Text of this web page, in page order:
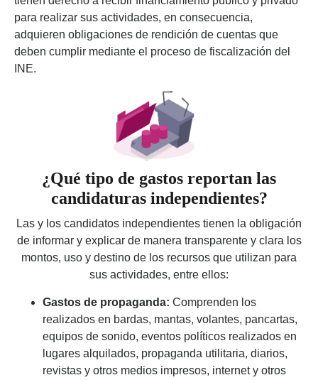
para realizar sus actividades, en consecuencia,
adquieren obligaciones de rendición de cuentas que
deben cumplir mediante el proceso de fiscalización del
INE.
¿Qué tipo de gastos reportan las
candidaturas independientes?
Las y los candidatos independientes tienen la obligación
de informar y explicar de manera transparente y clara los
montos, uso y destino de los recursos que utilizan para
sus actividades, entre ellos:
Gastos de propaganda: Comprenden los
realizados en bardas, mantas, volantes, pancartas,
equipos de sonido, eventos políticos realizados en
lugares alquilados, propaganda utilitaria, diarios,
revistas y otros medios impresos, internet y otros